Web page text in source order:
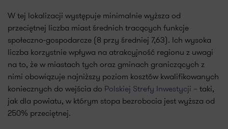
W tej lokalizacji występuje minimalnie wyższa od
przeciętnej liczba miast średnich tracących funkcje
społeczno-gospodarcze (8 przy średniej 7,63). Ich wysoka
liczba korzystnie wpływa na atrakcyjność regionu z uwagi
na to, że w miastach tych oraz gminach graniczących z
nimi obowiązuje najniższy poziom kosztów kwalifikowanych
koniecznych do wejścia do Polskiej Strefy Inwestycji – taki,
jak dla powiatu, w którym stopa bezrobocia jest wyższa od
250% przeciętnej.